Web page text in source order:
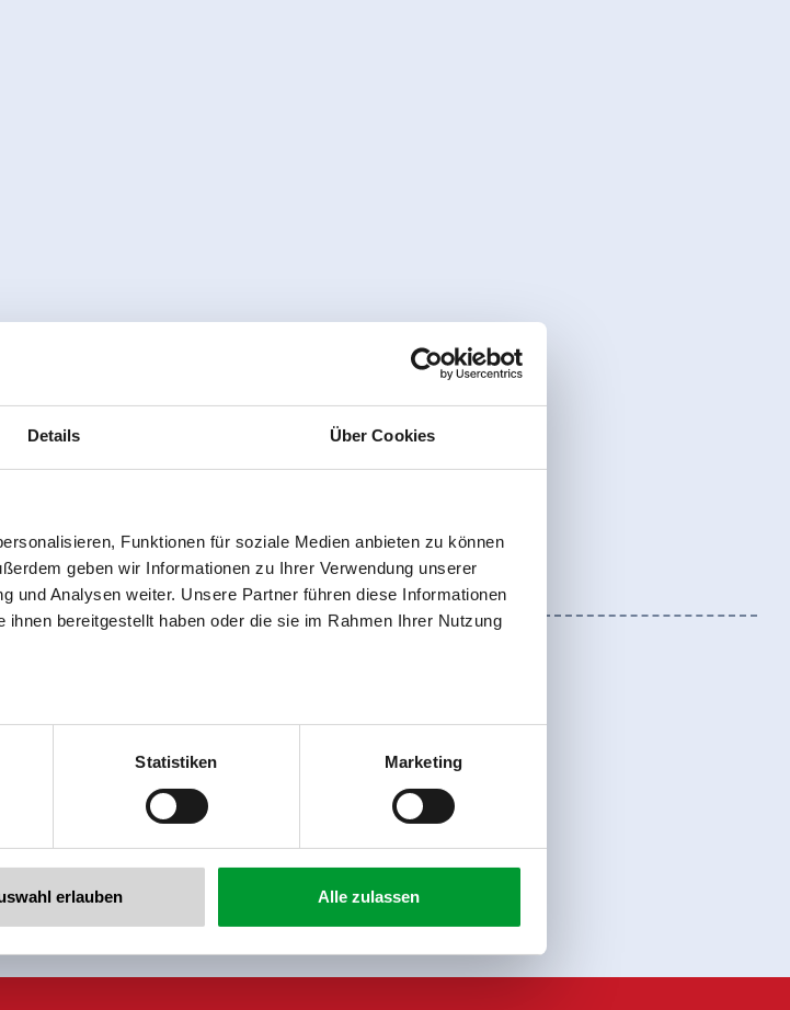
Details Über Cookies
Funktionen für soziale Medien anbieten zu können
geben wir Informationen zu Ihrer Verwendung unserer
und Analysen weiter. Unsere Partner führen diese Informationen
bereitgestellt haben oder die sie im Rahmen Ihrer Nutzung
Statistiken Marketing
erlauben Alle zulassen
to overview
register